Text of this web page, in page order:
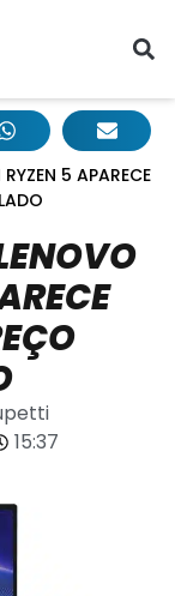
5 APARECE
15:37